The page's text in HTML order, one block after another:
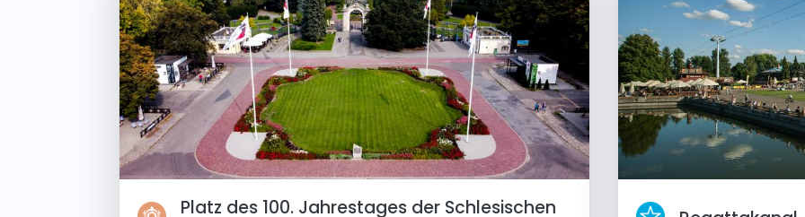
Platz des 100. Jahrestages der Schlesischen